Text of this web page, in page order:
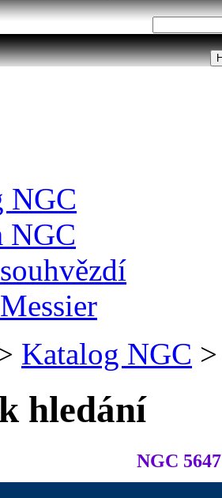
NGC
NGC
Katalog NGC >
hledání
NGC 5647